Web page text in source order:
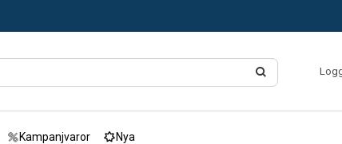
Kampanjvaror Nya